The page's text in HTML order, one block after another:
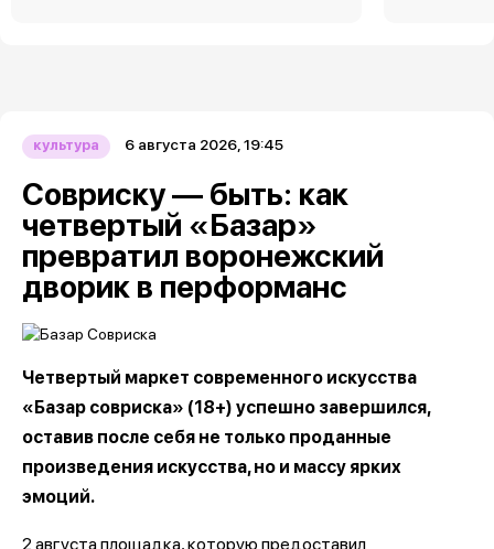
культура 6 августа 2026, 19:45
Совриску — быть: как
четвертый «Базар»
превратил воронежский
дворик в перформанс
Четвертый маркет современного искусства
«Базар совриска» (18+) успешно завершился,
оставив после себя не только проданные
произведения искусства, но и массу ярких
эмоций.
2 августа площадка, которую предоставил